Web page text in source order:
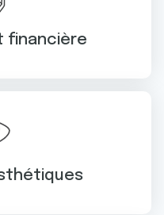
financière